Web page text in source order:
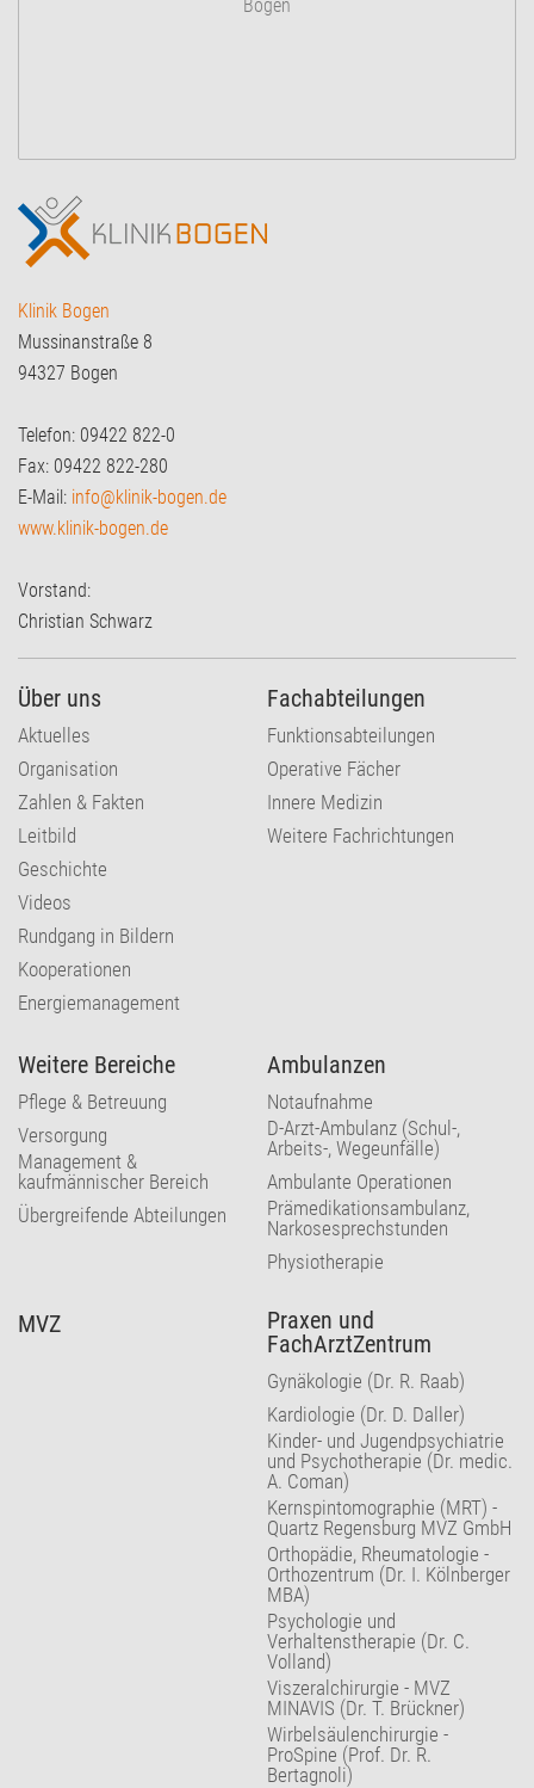
Bogen
Klinik Bogen
Mussinanstraße 8
94327 Bogen
Telefon: 09422 822-0
Fax: 09422 822-280
E-Mail: info@klinik-bogen.de
www.klinik-bogen.de
Vorstand:
Christian Schwarz
Über uns
Aktuelles
Organisation
Zahlen & Fakten
Leitbild
Geschichte
Videos
Rundgang in Bildern
Kooperationen
Energiemanagement
Fachabteilungen
Funktionsabteilungen
Operative Fächer
Innere Medizin
Weitere Fachrichtungen
Weitere Bereiche
Pflege & Betreuung
Versorgung
Management &
kaufmännischer Bereich
Übergreifende Abteilungen
Ambulanzen
Notaufnahme
D-Arzt-Ambulanz (Schul-,
Arbeits-, Wegeunfälle)
Ambulante Operationen
Prämedikationsambulanz,
Narkosesprechstunden
Physiotherapie
MVZ
Praxen und
FachArztZentrum
Gynäkologie (Dr. R. Raab)
Kardiologie (Dr. D. Daller)
Kinder- und Jugendpsychiatrie
und Psychotherapie (Dr. medic.
A. Coman)
Kernspintomographie (MRT) -
Quartz Regensburg MVZ GmbH
Orthopädie, Rheumatologie -
Orthozentrum (Dr. I. Kölnberger
MBA)
Psychologie und
Verhaltenstherapie (Dr. C.
Volland)
Viszeralchirurgie - MVZ
MINAVIS (Dr. T. Brückner)
Wirbelsäulenchirurgie -
ProSpine (Prof. Dr. R.
Bertagnoli)